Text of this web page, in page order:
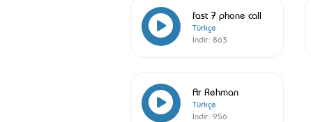
fast 7 phone call
Türkçe
İndir: 863
Ar Rehman
Türkçe
İndir: 956